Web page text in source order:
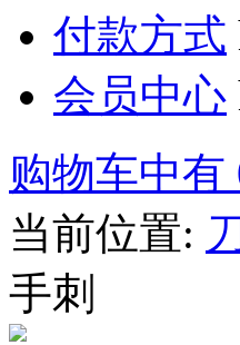
付款方式
会员中心
购物车中有
当前位置:
手刺